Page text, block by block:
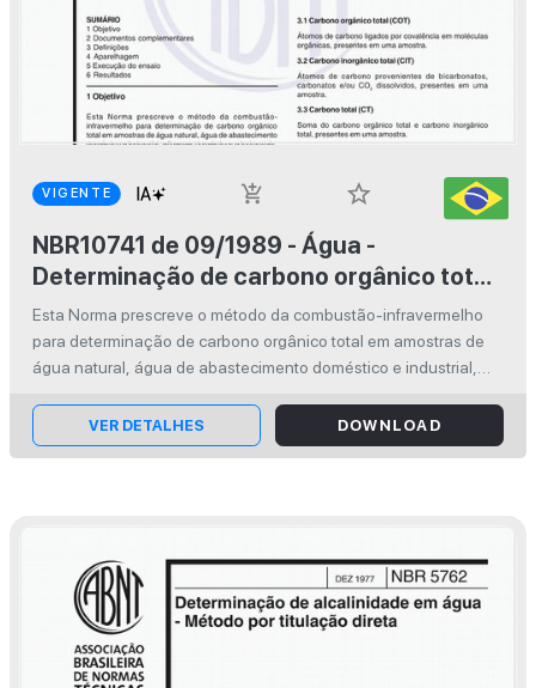
VIGENTE add_shopping_cart
star_border
NBR10741 de 09/1989 - Água -
Determinação de carbono orgânico total
- Método da combustão-infravermelho -
Método de ensaio
Esta Norma prescreve o método da combustão-infravermelho
para determinação de carbono orgânico total em amostras de
água natural, água de abastecimento doméstico e industrial,
refrigeração.VER DETALHES DOWNLOAD